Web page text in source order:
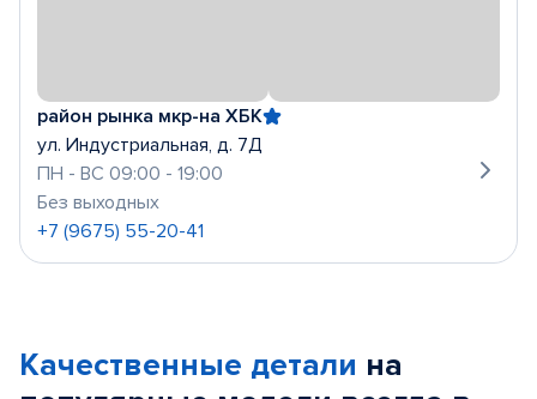
район рынка мкр-на ХБК
ул. Индустриальная, д. 7Д
ПН - ВС 09:00 - 19:00
Без выходных
+7 (9675) 55-20-41
Качественные детали на